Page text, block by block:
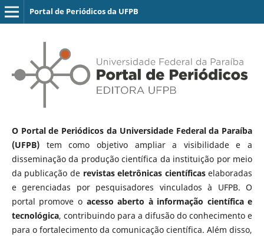
Portal de Periódicos da UFPB
O Portal de Periódicos da Universidade Federal da Paraíba
(UFPB)tem como objetivo ampliar a visibilidade e a
disseminação da produção científica da instituição por meio
da publicação de revistas eletrônicas científicaselaboradas
e gerenciadas por pesquisadores vinculados à UFPB. O
portal promove o acesso aberto à informação científica e
tecnológica, contribuindo para a difusão do conhecimento e
para o fortalecimento da comunicação científica. Além disso,